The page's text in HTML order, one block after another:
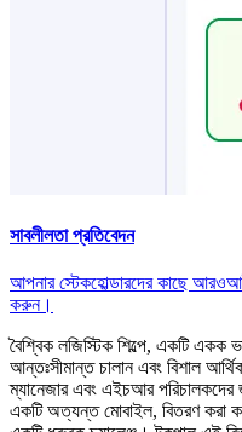
সাবলীলতা প্রতিবেদন
আপনার স্টেকহোল্ডারদের কাছে
করুন।
বৈশ্বিক লজিস্টিক শিল্পে, একটি একক
আন্তঃসীমান্ত চালান এবং বিশাল
ম্যানেজার এবং এইচআর পরিচালকদের
একটি অত্যন্ত মোবাইল, বিতরণ করা